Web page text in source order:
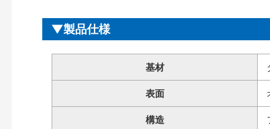
製品仕様
基材
表面
構造